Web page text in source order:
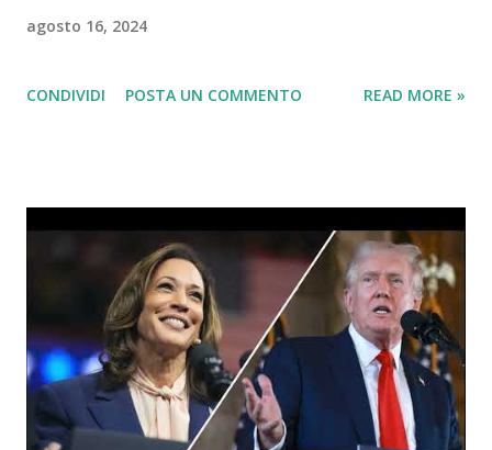
agosto 16, 2024
CONDIVIDI POSTA UN COMMENTO READ MORE »